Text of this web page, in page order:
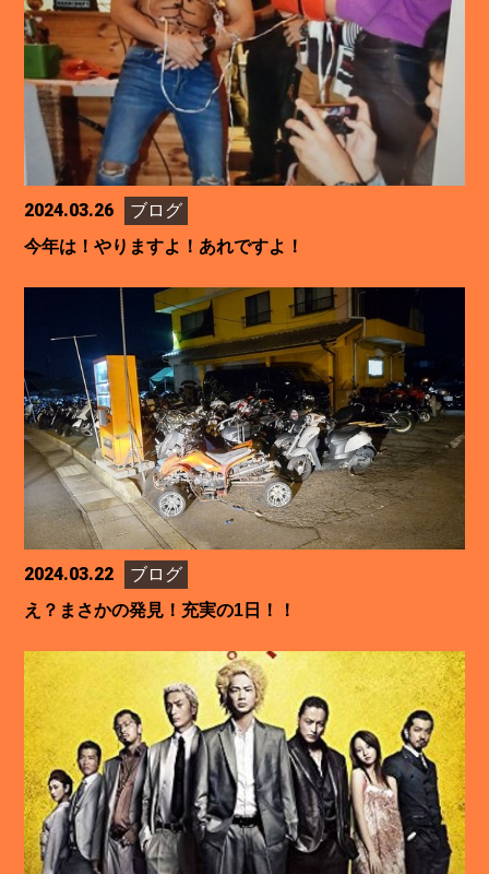
2024.03.26
ブログ
今年は！やりますよ！あれですよ！
2024.03.22
ブログ
え？まさかの発見！充実の1日！！